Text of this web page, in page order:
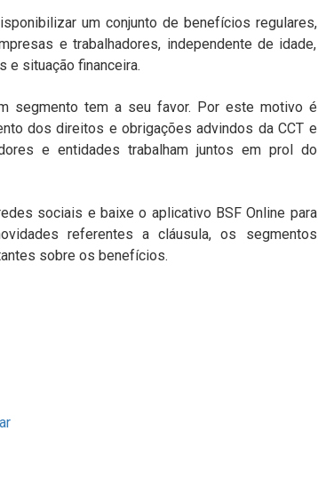
um conjunto de benefícios regulares,
e trabalhadores, independente de idade,
e situação financeira.
segmento tem a seu favor. Por este motivo é
dos direitos e obrigações advindos da CCT e
e entidades trabalham juntos em prol do
sociais e baixe o aplicativo BSF Online para
referentes a cláusula, os segmentos
sobre os benefícios.